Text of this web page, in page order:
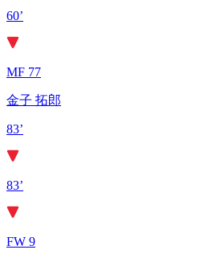
60’
MF 77
金子 拓郎
83’
83’
FW 9